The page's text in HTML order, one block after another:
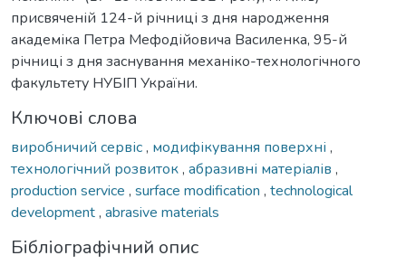
присвяченій 124-й річниці з дня народження
академіка Петра Мефодійовича Василенка, 95-й
річниці з дня заснування механіко-технологічного
факультету НУБІП України.
Ключові слова
виробничий сервіс, модифікування поверхні ,
технологічний розвиток, абразивні матеріалів ,
production service , surface modification , technological
development, abrasive materials
Бібліографічний опис